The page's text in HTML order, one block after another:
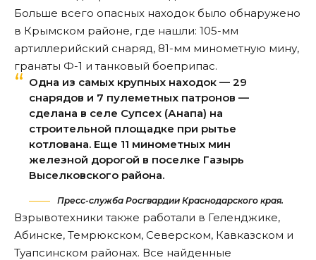
Больше всего опасных находок было обнаружено
в Крымском районе, где нашли: 105-мм
артиллерийский снаряд, 81-мм минометную мину,
гранаты Ф-1 и танковый боеприпас.
Одна из самых крупных находок — 29
снарядов и 7 пулеметных патронов —
сделана в селе Супсех (Анапа) на
строительной площадке при рытье
котлована. Еще 11 минометных мин
железной дорогой в поселке Газырь
Выселковского района.
Пресс-служба Росгвардии Краснодарского края.
Взрывотехники также работали в Геленджике,
Абинске, Темрюкском, Северском, Кавказском и
Туапсинском районах. Все найденные